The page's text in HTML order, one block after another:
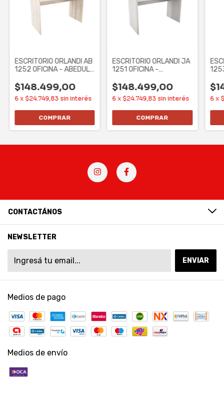
ESCRITORIO ORLANDI AB
1252 OFICINA - ABEDUL,
$148.499,00
6 x $24.749,83 sin interés
ESCRITORIO ORLANDI JA
1251 OFICINA -
CAJONES
$148.499,00
6 x $24.749,83 sin interés 6 x
CONTACTÁNOS
NEWSLETTER
Medios de pago
Medios de envío